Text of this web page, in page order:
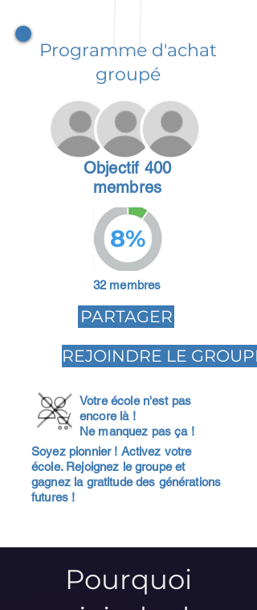
Programme d'achat
groupé
Objectif 400
membres
8%
32 membres
PARTAGER
REJOINDRE LE GROUPE
Votre école n'est pas
encore là !
Ne manquez pas ça !
Soyez pionnier ! Activez votre
école. Rejoignez le groupe et
gagnez la gratitude des générations
futures !
Pourquoi